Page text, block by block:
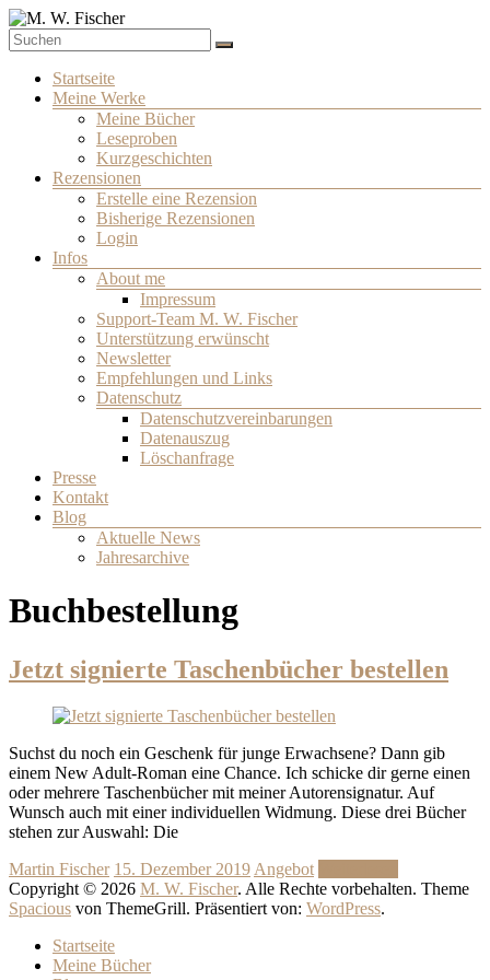
Zum
Inhalt
springen
Schriftsteller
Menü
Startseite
Meine Werke
Meine Bücher
Leseproben
Kurzgeschichten
Rezensionen
Erstelle eine Rezension
Bisherige Rezensionen
Login
Infos
About me
Impressum
Support-Team M. W. Fischer
Unterstützung erwünscht
Newsletter
Empfehlungen und Links
Datenschutz
Datenschutzvereinbarungen
Datenauszug
Löschanfrage
Presse
Kontakt
Blog
Aktuelle News
Jahresarchive
Buchbestellung
Jetzt signierte Taschenbücher bestellen
Suchst du noch ein Geschenk für junge Erwachsene? Dann gib
einem New Adult-Roman eine Chance. Ich schicke dir gerne einen
oder mehrere Taschenbücher mit meiner Autorensignatur. Auf
Wunsch auch mit einer individuellen Widmung. Diese drei Bücher
stehen zur Auswahl: Die
Martin Fischer 15. Dezember 2019 Angebot
Copyright © 2026 M. W. Fischer. Alle Rechte vorbehalten. Theme
Spacious von ThemeGrill. Präsentiert von: WordPress.
Startseite
Meine Bücher